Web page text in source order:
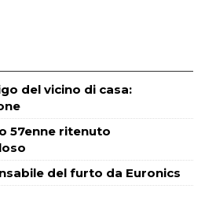
del vicino di casa:
57enne ritenuto
del furto da Euronics